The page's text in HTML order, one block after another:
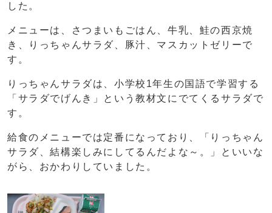
した。
メニューは、さつまいもごはん、牛乳、鮭の西京焼
き、りっちゃんサラダ、豚汁、マスカットゼリーで
す。
りっちゃんサラダは、小学校1年生の国語で学習する
「サラダでげんき」という教材文にでてくるサラダで
す。
給食のメニューでは定番になっており、「りっちゃん
サラダ、結構楽しみにしてるんだよな～。」といいな
がら、おかわりしていました。